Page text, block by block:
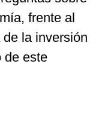
frente al
la inversión
de este